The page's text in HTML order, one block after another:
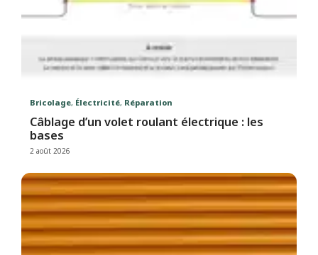
Bricolage, Électricité, Réparation
Câblage d’un volet roulant électrique : les
bases
2 août 2026